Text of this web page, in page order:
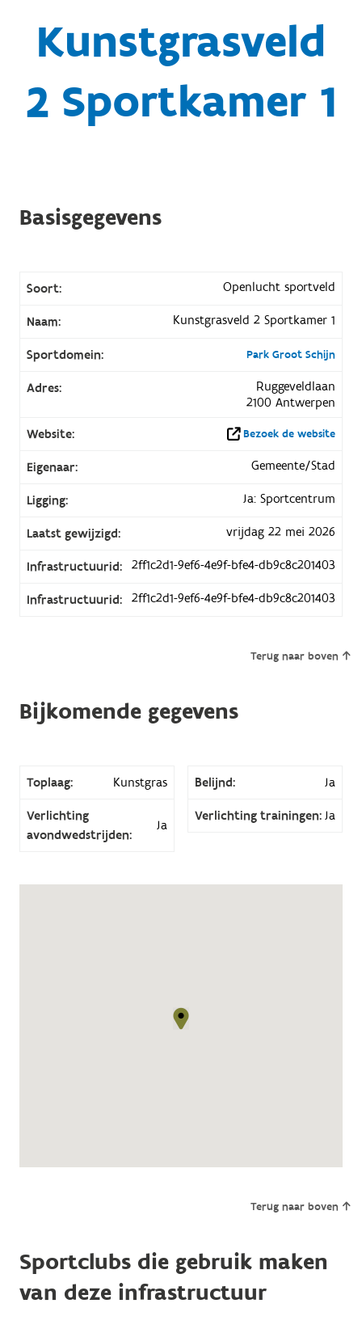
Kunstgrasveld
2 Sportkamer 1
Basisgegevens
Soort: Openlucht sportveld
Naam: Kunstgrasveld 2 Sportkamer 1
Sportdomein: Park Groot Schijn
Adres:
Ruggeveldlaan
2100 Antwerpen
Website:
Bezoek de website
Eigenaar: Gemeente/Stad
Ligging: Ja: Sportcentrum
Laatst gewijzigd: vrijdag 22 mei 2026
Infrastructuurid: 2ff1c2d1-9ef6-4e9f-bfe4-db9c8c201403
Infrastructuurid: 2ff1c2d1-9ef6-4e9f-bfe4-db9c8c201403
Terug naar boven
Bijkomende gegevens
Toplaag: Kunstgras Belijnd: Ja
Verlichting
avondwedstrijden:
Ja
Verlichting trainingen: Ja
Terug naar boven
Sportclubs die gebruik maken
van deze infrastructuur